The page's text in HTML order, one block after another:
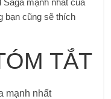
bạn cũng sẽ thích
TẮT